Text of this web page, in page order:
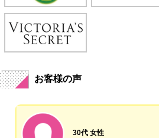
お客様の声
30代 女性